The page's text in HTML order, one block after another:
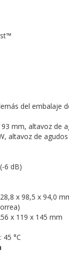
del embalaje
mm, altavoz de
altavoz de agudos
6 dB)
x 98,5 x 94,0
x 119 x 145 mm
45 °C